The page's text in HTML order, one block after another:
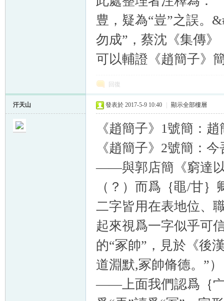
豊，疑為“豈”之誤。
勿成”，蔡沈《集傳》
可以輔證《趙簡子》
回復
汗天山 發表於 2017-5-9 10:40 顯示全部樓層
《趙簡子》 1號簡：趙
《趙簡子》 2號簡：今
——與郭店簡《窮達
（？）而爲｛黽/甘｝
二字皆用在表地位、
起來視爲一字似乎可
的“冢帥”，見於《後
道淵默,冢帥脩德。”）
——上面我們認爲｛